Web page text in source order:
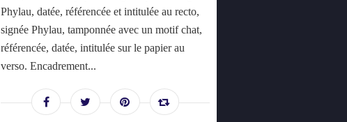
Phylau, datée, référencée et intitulée au recto,
signée Phylau, tamponnée avec un motif chat,
référencée, datée, intitulée sur le papier au
verso. Encadrement...